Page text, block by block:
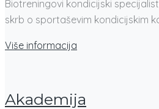
Biotreningovi kondicijski
skrb o sportaševim kondicijskim
Više informacija
Akademija